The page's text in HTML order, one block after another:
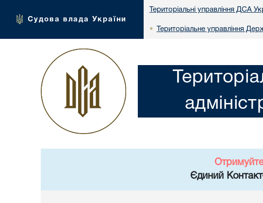
Судова влада України
Територіальні управління ДСА
• Територіальне управління
Єдиний